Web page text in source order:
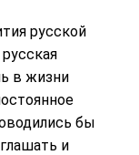
русской
в жизни
бы
и